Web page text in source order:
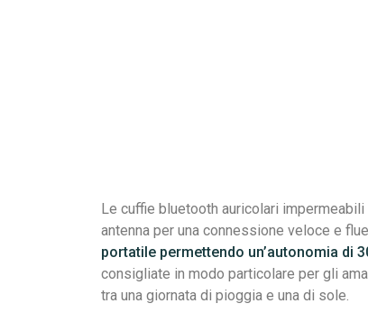
Le cuffie bluetooth auricolari
antenna per una connessione veloce e
portatile permettendo un’autonomia di
consigliate in modo particolare per gli
tra una giornata di pioggia e una di sole.